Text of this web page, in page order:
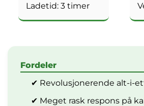
Ladetid: 3 timer
Fordeler
✔ Revolusjonerende alt-i-
✔ Meget rask respons på